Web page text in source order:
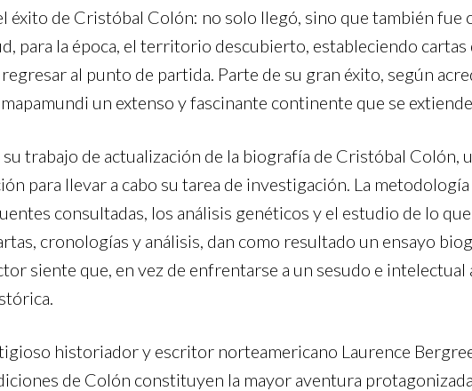
éxito de Cristóbal Colón: no solo llegó, sino que también fue
para la época, el territorio descubierto, estableciendo
al punto de partida. Parte de su gran éxito, según
un extenso y fascinante continente que se
trabajo de actualización de la biografía de Cristóbal Colón,
para llevar a cabo su tarea de investigación. La
consultadas, los análisis genéticos y el estudio de lo
cronologías y análisis, dan como resultado un ensayo
siente que, en vez de enfrentarse a un sesudo e
historiador y escritor norteamericano Laurence
de Colón constituyen la mayor aventura